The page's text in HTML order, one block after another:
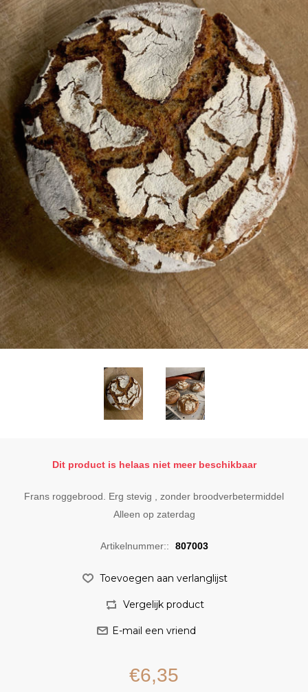
Dit product is helaas niet meer beschikbaar
Frans roggebrood. Erg stevig , zonder broodverbetermiddel
Alleen op zaterdag
Artikelnummer:: 807003
€6,35